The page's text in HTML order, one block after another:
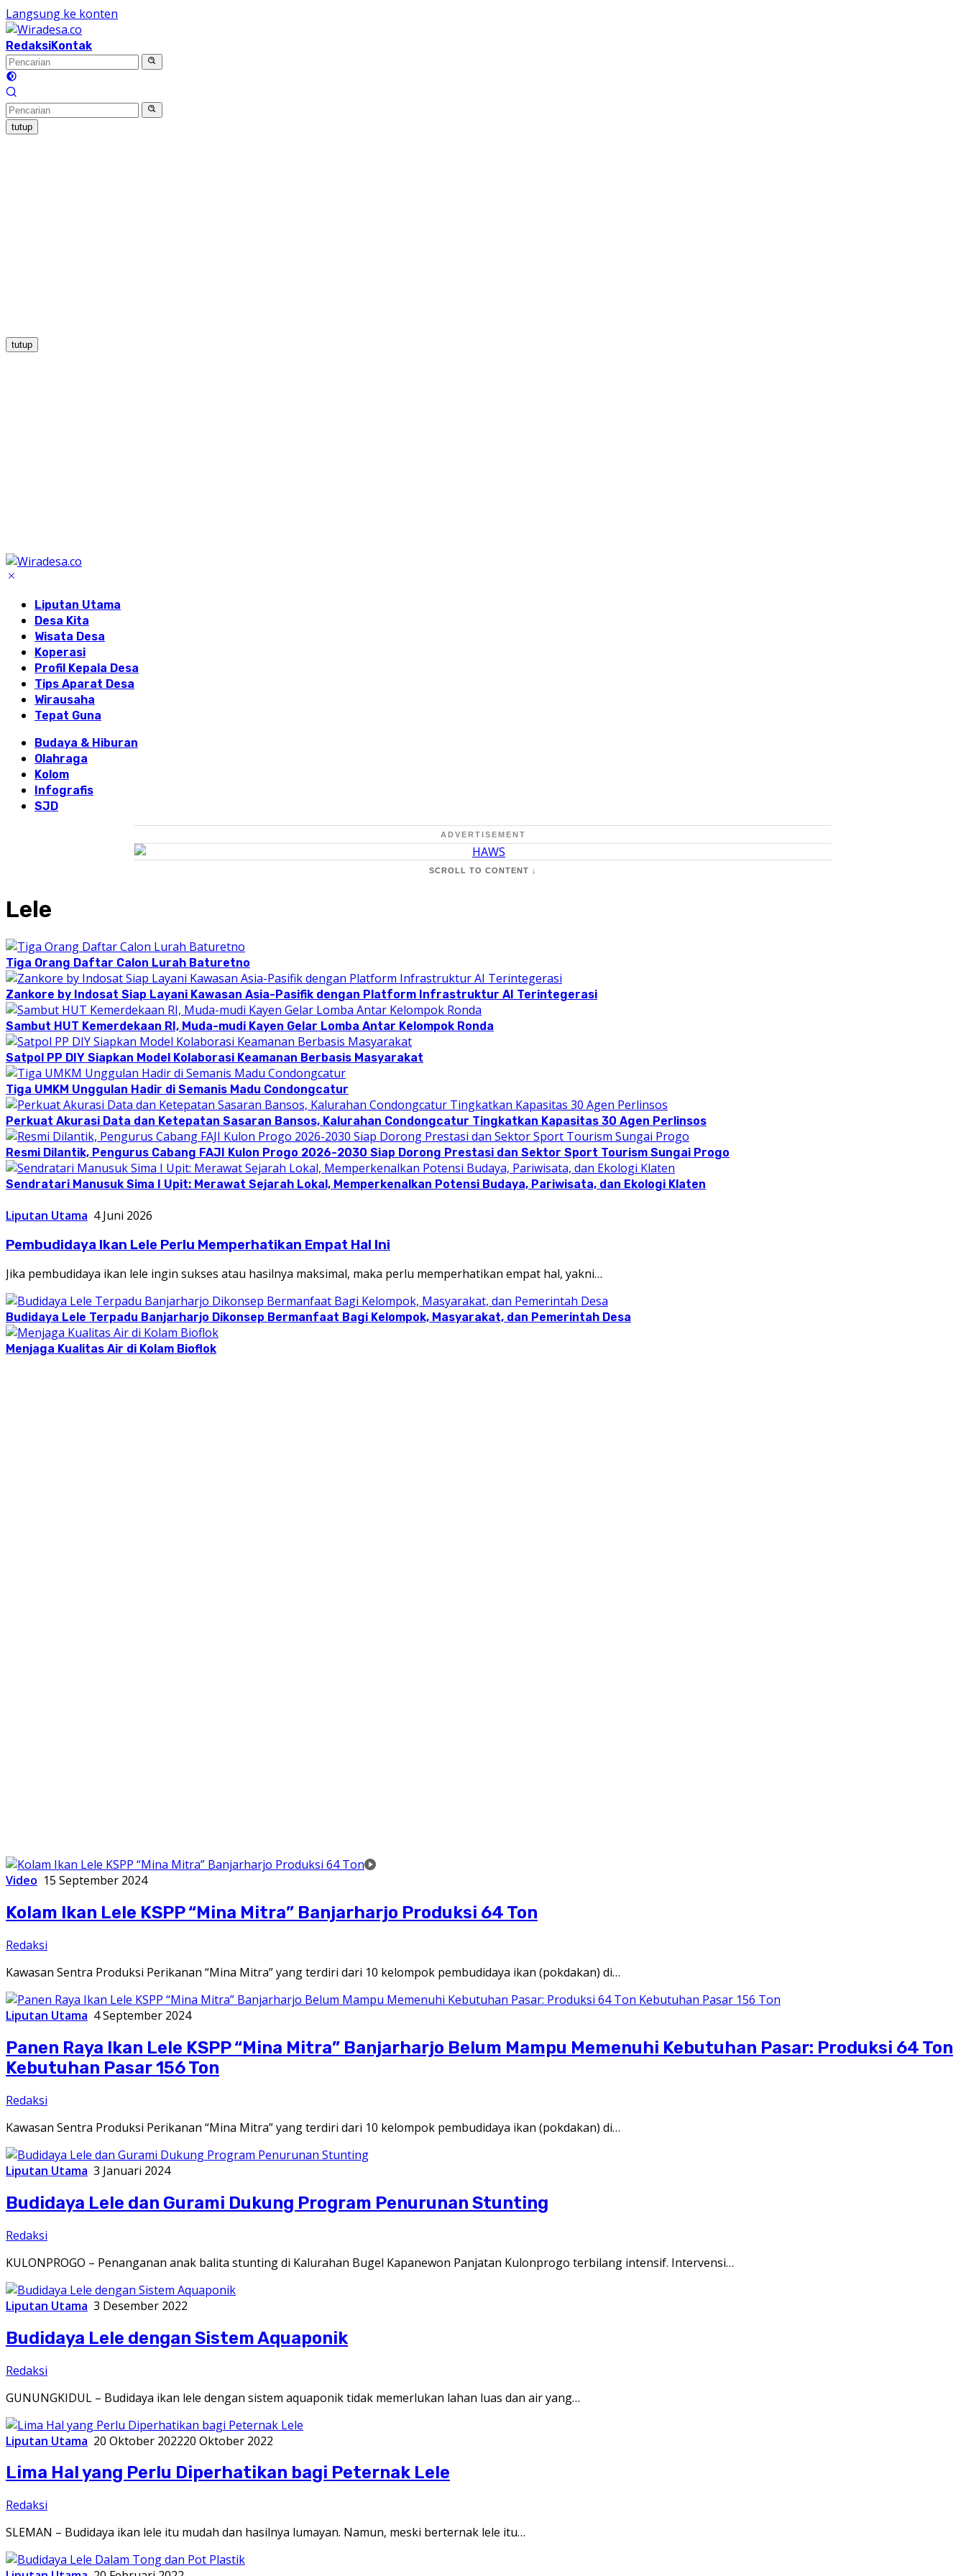
Langsung ke konten
RedaksiKontak
tutup
tutup
Liputan Utama
Desa Kita
Wisata Desa
Koperasi
Profil Kepala Desa
Tips Aparat Desa
Wirausaha
Tepat Guna
Budaya & Hiburan
Olahraga
Kolom
Infografis
SJD
ADVERTISEMENT
SCROLL TO CONTENT ↓
Lele
Tiga Orang Daftar Calon Lurah Baturetno
Zankore by Indosat Siap Layani Kawasan Asia-Pasifik dengan Platform Infrastruktur AI Terintegerasi
Sambut HUT Kemerdekaan RI, Muda-mudi Kayen Gelar Lomba Antar Kelompok Ronda
Satpol PP DIY Siapkan Model Kolaborasi Keamanan Berbasis Masyarakat
Tiga UMKM Unggulan Hadir di Semanis Madu Condongcatur
Perkuat Akurasi Data dan Ketepatan Sasaran Bansos, Kalurahan Condongcatur Tingkatkan Kapasitas 30 Agen Perlinsos
Resmi Dilantik, Pengurus Cabang FAJI Kulon Progo 2026-2030 Siap Dorong Prestasi dan Sektor Sport Tourism Sungai Progo
Sendratari Manusuk Sima I Upit: Merawat Sejarah Lokal, Memperkenalkan Potensi Budaya, Pariwisata, dan Ekologi Klaten
Liputan Utama 4 Juni 2026
Pembudidaya Ikan Lele Perlu Memperhatikan Empat Hal Ini
Jika pembudidaya ikan lele ingin sukses atau hasilnya maksimal, maka perlu memperhatikan empat hal, yakni…
Budidaya Lele Terpadu Banjarharjo Dikonsep Bermanfaat Bagi Kelompok, Masyarakat, dan Pemerintah Desa
Menjaga Kualitas Air di Kolam Bioflok
Video 15 September 2024
Kolam Ikan Lele KSPP “Mina Mitra” Banjarharjo Produksi 64 Ton
Redaksi
Kawasan Sentra Produksi Perikanan “Mina Mitra” yang terdiri dari 10 kelompok pembudidaya ikan (pokdakan) di…
Liputan Utama 4 September 2024
Panen Raya Ikan Lele KSPP “Mina Mitra” Banjarharjo Belum Mampu Memenuhi Kebutuhan Pasar: Produksi 64 Ton
Kebutuhan Pasar 156 Ton
Redaksi
Kawasan Sentra Produksi Perikanan “Mina Mitra” yang terdiri dari 10 kelompok pembudidaya ikan (pokdakan) di…
Liputan Utama 3 Januari 2024
Budidaya Lele dan Gurami Dukung Program Penurunan Stunting
Redaksi
KULONPROGO – Penanganan anak balita stunting di Kalurahan Bugel Kapanewon Panjatan Kulonprogo terbilang intensif. Intervensi…
Liputan Utama 3 Desember 2022
Budidaya Lele dengan Sistem Aquaponik
Redaksi
GUNUNGKIDUL – Budidaya ikan lele dengan sistem aquaponik tidak memerlukan lahan luas dan air yang…
Liputan Utama 20 Oktober 202220 Oktober 2022
Lima Hal yang Perlu Diperhatikan bagi Peternak Lele
Redaksi
SLEMAN – Budidaya ikan lele itu mudah dan hasilnya lumayan. Namun, meski berternak lele itu…